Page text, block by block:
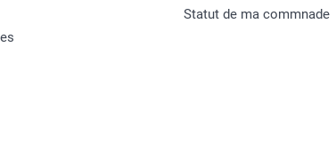
Statut de ma commnade